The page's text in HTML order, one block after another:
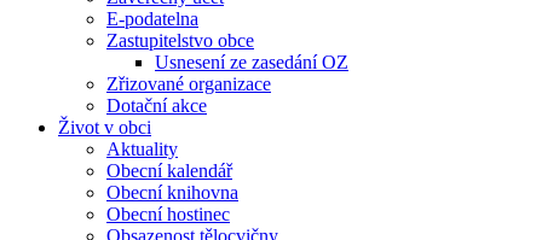
E-podatelna
Zastupitelstvo obce
Usnesení ze zasedání OZ
Zřizované organizace
Dotační akce
Život v obci
Aktuality
Obecní kalendář
Obecní knihovna
Obecní hostinec
Obsazenost tělocvičny